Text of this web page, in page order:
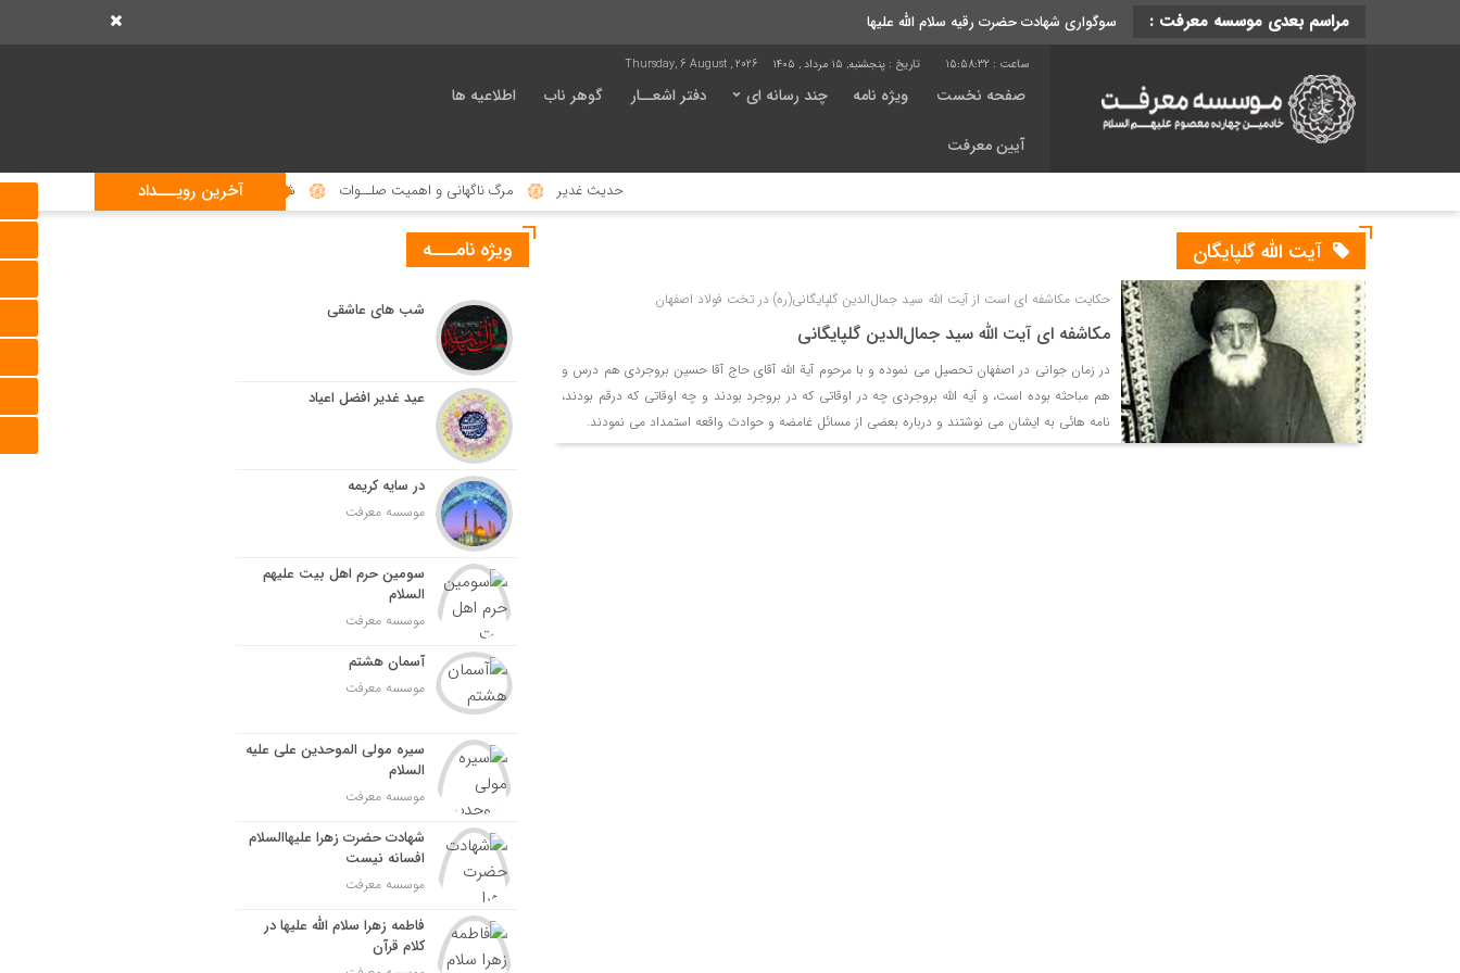
مراسم بعدی موسسه معرفت : سوگواری شهادت حضرت رقیه سلام الله علیها
15:58:32 تاریخ : پنجشنبه, ۱۵ مرداد , ۱۴۰۵ Thursday, 6 August , 2026
صفحه نخست ویژه نامه چند رسانه ای دفتر اشعــار گوهر ناب اطلاعیه ها
آیین معرفت
آخرین رویـــداد حدیث غدیر مرگ ناگهانی و اهمیت صلــوات شما به سوی ما می آیی! شکـایت گنجشک
آیت الله گلپایگان
حکایت مکاشفه ای است از آیت الله سید جمال‌الدین گلپایگانی(ره) در تخت فولاد اصفهان
مکاشفه ای آیت الله سید جمال‌الدین گلپایگانی
در زمان جوانی در اصفهان تحصیل می نموده و با مرحوم آیة الله آقای حاج آقا حسین بروجردی هم درس و
هم مباحثه بوده است، و آیه الله بروجردی چه در اوقاتی که در بروجرد بودند و چه اوقاتی که درقم بودند،
نامه هائی به ایشان می نوشتند و درباره بعضی از مسائل غامضه و حوادث واقعه استمداد می نمودند.
ویژه نامـــه
شب های عاشقی
عید غدیر افضل اعیاد
در سایه کریمه
موسسه معرفت
سومین حرم اهل بیت علیهم
السلام
موسسه معرفت
آسمان هشتم
موسسه معرفت
سیره مولی الموحدین علی علیه
السلام
موسسه معرفت
شهادت حضرت زهرا علیهاالسلام
افسانه نیست
موسسه معرفت
فاطمه زهرا سلام الله علیها در
کلام قرآن